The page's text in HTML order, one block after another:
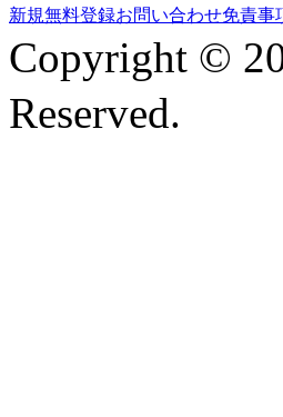
新規無料登録お問い合わせ免責事
Copyright ©
Reserved.